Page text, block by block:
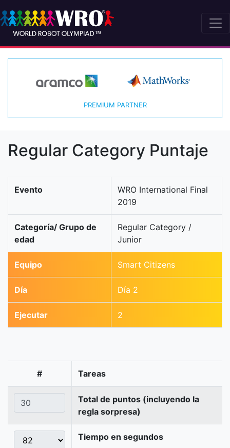
PREMIUM PARTNER
Regular Category Puntaje
Evento
WRO International Final
2019
Categoría/ Grupo de
edad
Regular Category /
Junior
Equipo Smart Citizens
Día Día 2
Ejecutar 2
# Tareas
Total de puntos (incluyendo la
regla sorpresa)
Tiempo en segundos